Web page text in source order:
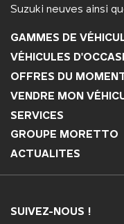
Suzuki neuves ainsi
GAMMES DE
VÉHICULES
OFFRES DU
VENDRE MON
SERVICES
GROUPE MORETTO
ACTUALITES
SUIVEZ-NOUS !